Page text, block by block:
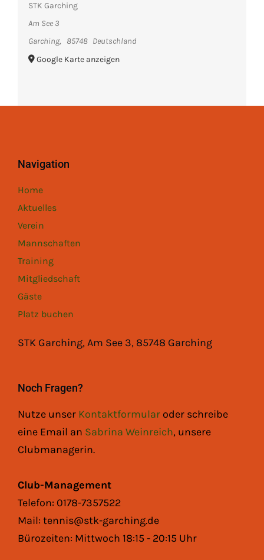
STK Garching
Am See 3
Garching, 85748 Deutschland
Google Karte anzeigen
Navigation
Home
Aktuelles
Verein
Mannschaften
Training
Mitgliedschaft
Gäste
Platz buchen
STK Garching, Am See 3, 85748 Garching
Noch Fragen?
Nutze unser Kontaktformular oder schreibe
eine Email an Sabrina Weinreich, unsere
Clubmanagerin.
Club-Management
Telefon: 0178-7357522
Mail: tennis@stk-garching.de
Bürozeiten: Mittwoch 18:15 - 20:15 Uhr